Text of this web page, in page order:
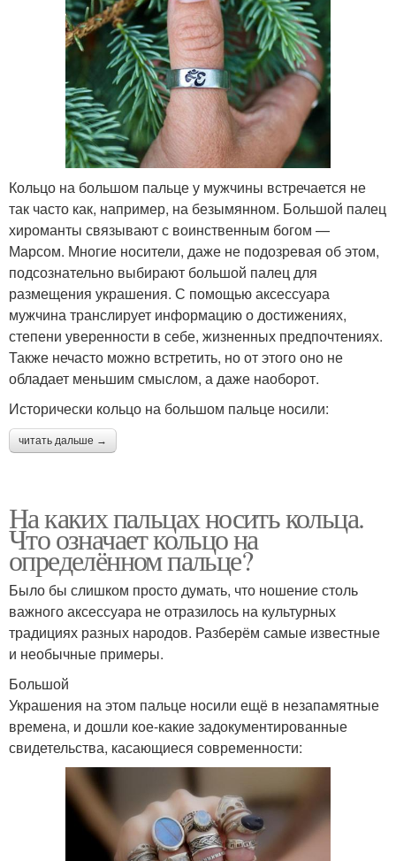
Кольцо на большом пальце у мужчины встречается не
так часто как, например, на безымянном. Большой палец
хироманты связывают с воинственным богом —
Марсом. Многие носители, даже не подозревая об этом,
подсознательно выбирают большой палец для
размещения украшения. С помощью аксессуара
мужчина транслирует информацию о достижениях,
степени уверенности в себе, жизненных предпочтениях.
Также нечасто можно встретить, но от этого оно не
обладает меньшим смыслом, а даже наоборот.
Исторически кольцо на большом пальце носили:
читать дальше →
На каких пальцах носить кольца.
Что означает кольцо на
определённом пальце?
Было бы слишком просто думать, что ношение столь
важного аксессуара не отразилось на культурных
традициях разных народов. Разберём самые известные
и необычные примеры.
Большой
Украшения на этом пальце носили ещё в незапамятные
времена, и дошли кое-какие задокументированные
свидетельства, касающиеся современности: